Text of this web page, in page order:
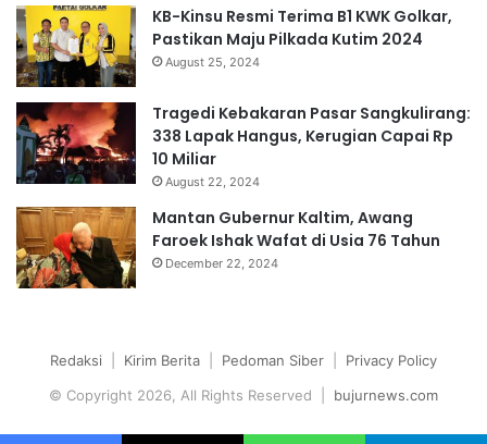
KB-Kinsu Resmi Terima B1 KWK Golkar,
Pastikan Maju Pilkada Kutim 2024
August 25, 2024
Tragedi Kebakaran Pasar Sangkulirang:
338 Lapak Hangus, Kerugian Capai Rp
10 Miliar
August 22, 2024
Mantan Gubernur Kaltim, Awang
Faroek Ishak Wafat di Usia 76 Tahun
December 22, 2024
Redaksi Kirim Berita Pedoman Siber
Privacy Policy
© Copyright 2026, All Rights Reserved | bujurnews.com